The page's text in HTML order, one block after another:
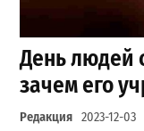
День людей
зачем его
Редакция 2023-12-03